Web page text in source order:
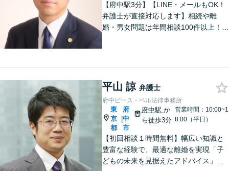
【府中駅3分】【LINE・メールもOK！
弁護士が直接対応します】相続や離
婚・男女問題は年間相談100件以上！慰
平山 諒 弁護士
府中ピース・ベル法律事務所
東
京
都
|
府
中
市
府中駅 か
ら徒歩3分
営業時間：10:00~1
8:00（平日）
【初回相談１時間無料】幅広い知識と
豊富な経験で、最適な離婚を実現「子
どもの未来を見据えたアドバイス」